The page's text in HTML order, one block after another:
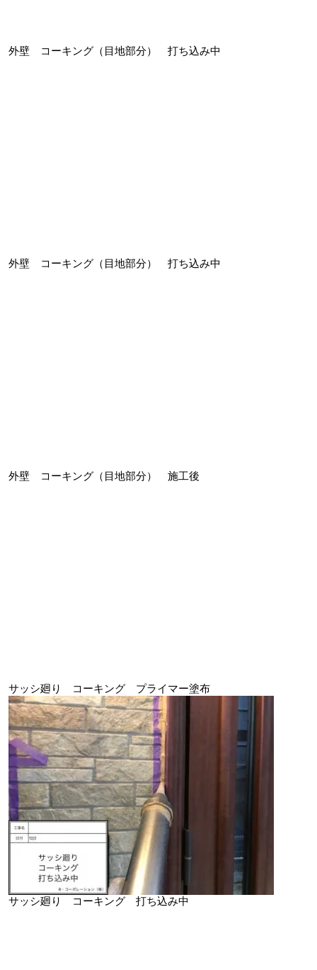
外壁 コーキング（目地部分） 打ち込み中
外壁 コーキング（目地部分） 打ち込み中
外壁 コーキング（目地部分） 施工後
サッシ廻り コーキング プライマー塗布
サッシ廻り コーキング 打ち込み中